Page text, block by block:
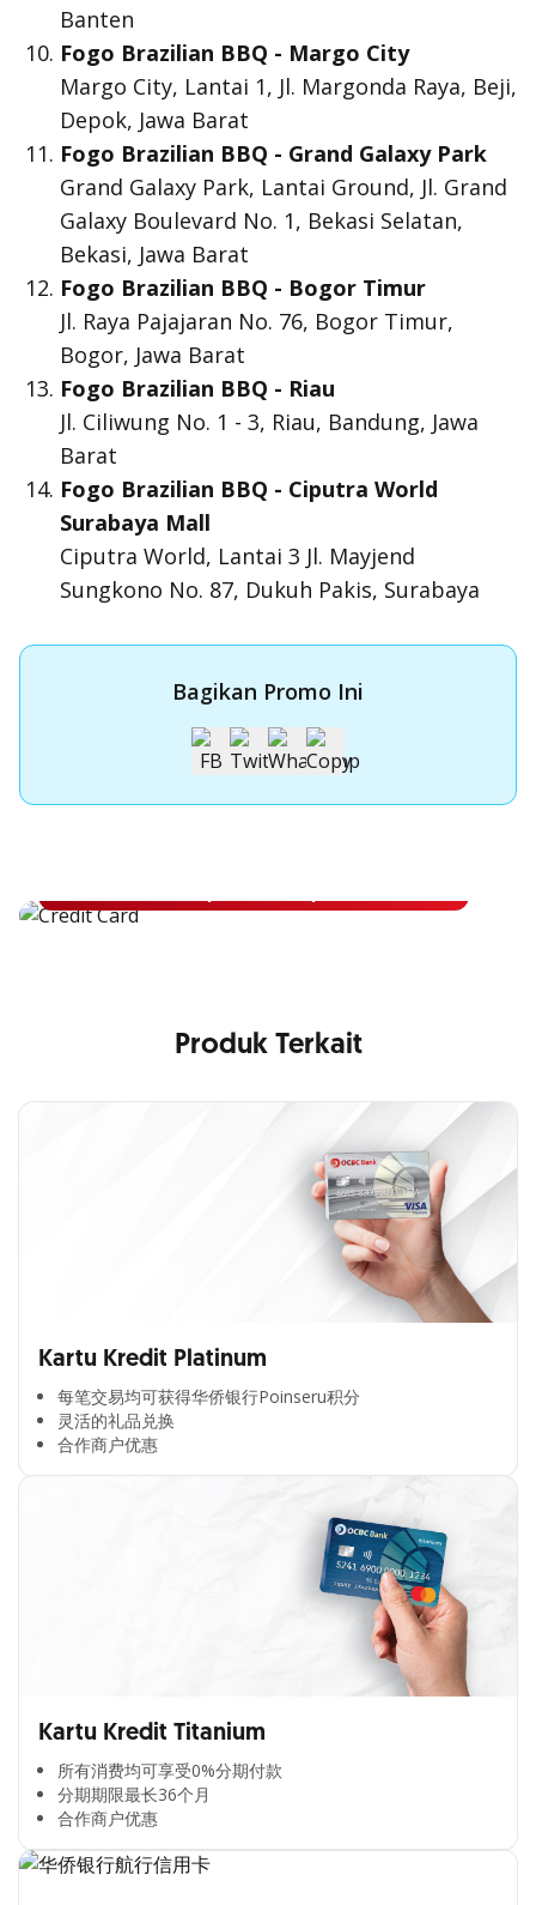
Banten
Fogo Brazilian BBQ - Margo City
Margo City, Lantai 1, Jl. Margonda Raya, Beji,
Depok, Jawa Barat
Fogo Brazilian BBQ - Grand Galaxy Park
Grand Galaxy Park, Lantai Ground, Jl. Grand
Galaxy Boulevard No. 1, Bekasi Selatan,
Bekasi, Jawa Barat
Fogo Brazilian BBQ - Bogor Timur
Jl. Raya Pajajaran No. 76, Bogor Timur,
Bogor, Jawa Barat
Fogo Brazilian BBQ - Riau
Jl. Ciliwung No. 1 - 3, Riau, Bandung, Jawa
Barat
Fogo Brazilian BBQ - Ciputra World
Surabaya Mall
Ciputra World, Lantai 3 Jl. Mayjend
Sungkono No. 87, Dukuh Pakis, Surabaya
Bagikan Promo Ini
Apply Kartu Kredit OCBC NISP
Produk Terkait
Kartu Kredit Platinum
每笔交易均可获得华侨银行Poinseru积分​
灵活的礼品兑换​
合作商户优惠​
Kartu Kredit Titanium
所有消费均可享受0%分期付款​
分期期限最长36个月​
合作商户优惠​